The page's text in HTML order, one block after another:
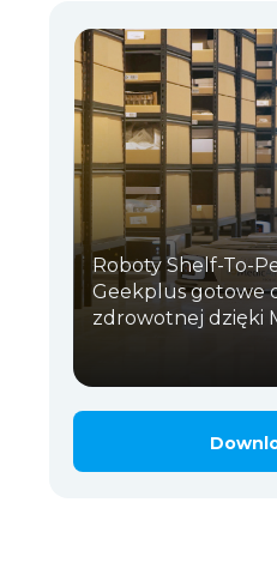
Roboty Shelf-To-
Geekplus gotowe
zdrowotnej dzięki